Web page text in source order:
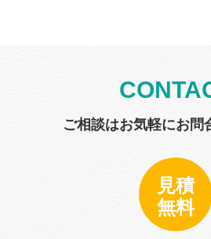
ご相談はお気軽にお問
見積
無料